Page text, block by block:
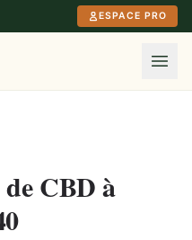
ESPACE PRO
CBD à